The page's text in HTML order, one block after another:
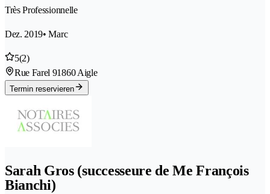
Très Professionnelle
Dez. 2019• Marc
5(2)
Rue Farel 91860 Aigle
Termin reservieren
Sarah Gros (successeure de Me François
Bianchi)